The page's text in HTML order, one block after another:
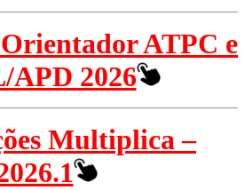
ATPC e
APD 2026
Multiplica –